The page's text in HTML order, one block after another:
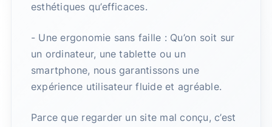
esthétiques qu’efficaces.
- Une ergonomie sans faille : Qu’on soit sur
un ordinateur, une tablette ou un
smartphone, nous garantissons une
expérience utilisateur fluide et agréable.
Parce que regarder un site mal conçu, c’est